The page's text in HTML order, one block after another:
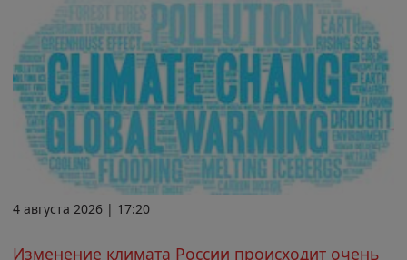
4 августа 2026 | 17:20
Изменение климата России происходит очень